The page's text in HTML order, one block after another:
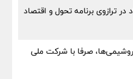
ترازوی برنامه تحول و اقتصاد
صرفا با شرکت ملی